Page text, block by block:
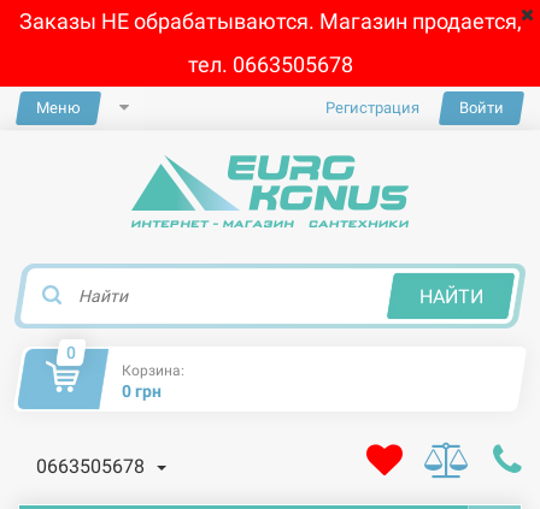
Заказы НЕ обрабатываются. Магазин продается,
тел. 0663505678
Меню Регистрация Войти
НАЙТИ
0
Корзина:
0 грн
0663505678